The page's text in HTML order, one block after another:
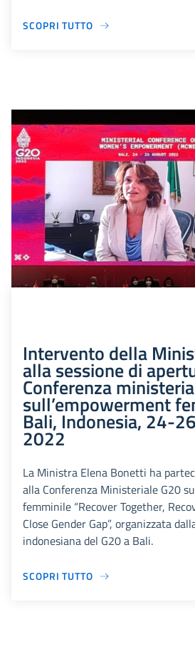
SCOPRI TUTTO
Intervento della
alla sessione di
Conferenza
sull’empowerment
Bali, Indonesia, 24-
2022
La Ministra Elena Bonetti ha
alla Conferenza Ministeriale G20
femminile “Recover Together,
Close Gender Gap”, organizzata
indonesiana del G20 a Bali.
SCOPRI TUTTO